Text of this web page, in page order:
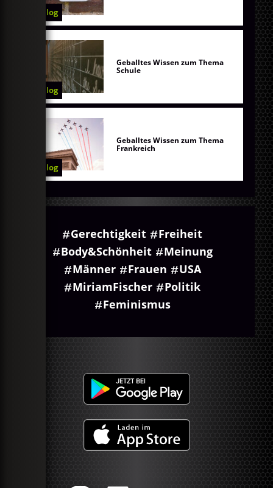
Blog
Blog
Geballtes Wissen zum Thema
Schule
Blog
Geballtes Wissen zum Thema
Frankreich
Gerechtigkeit
Freiheit
Body&Schönheit
Meinung
Männer
Frauen
USA
MiriamFischer
Politik
Feminismus